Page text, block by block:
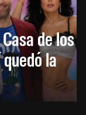
de los
la